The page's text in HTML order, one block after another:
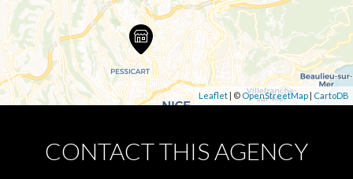
Leaflet | © OpenStreetMap | CartoDB
CONTACT THIS AGENCY